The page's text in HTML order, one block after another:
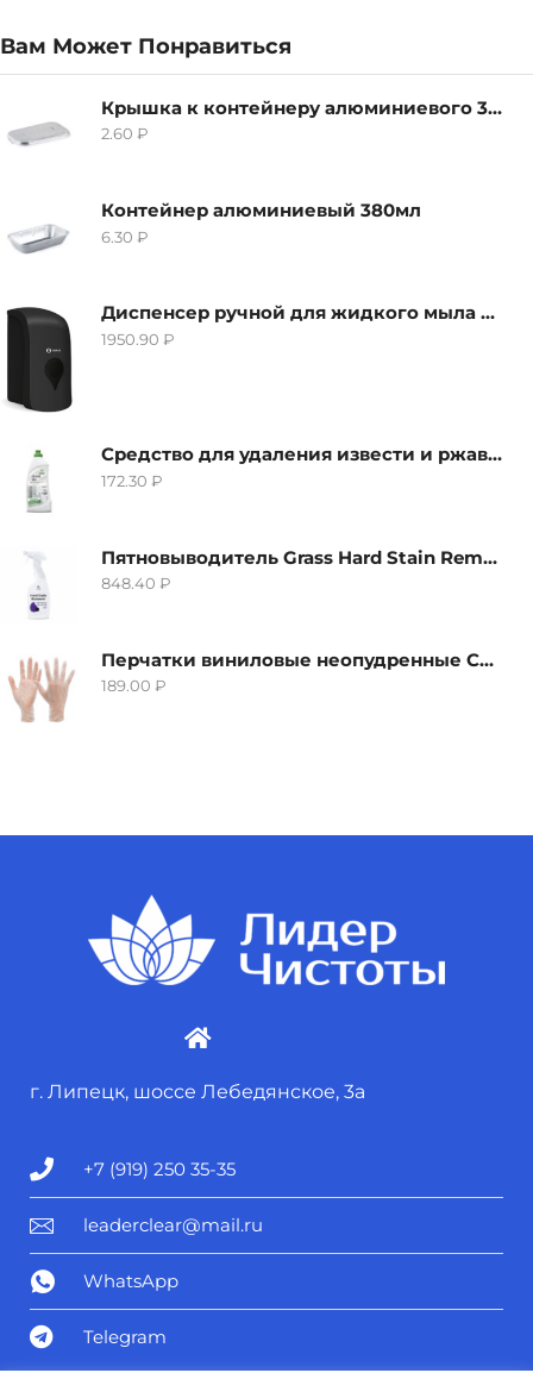
Вам Может Понравиться
Крышка к контейнеру алюминиевого 380мл
2.60 ₽
Контейнер алюминиевый 380мл
6.30 ₽
Диспенсер ручной для жидкого мыла Grass IT-0638, черный
1950.90 ₽
Средство для удаления извести и ржавчины Grass Gloss-Gel, 500мл
172.30 ₽
Пятновыводитель Grass Hard Stain Remover, 600мл
848.40 ₽
Перчатки виниловые неопудренные CTP-BS, размер S
189.00 ₽
г. Липецк, шоссе Лебедянское, 3а
+7 (919) 250 35-35
leaderclear@mail.ru
WhatsApp
Telegram